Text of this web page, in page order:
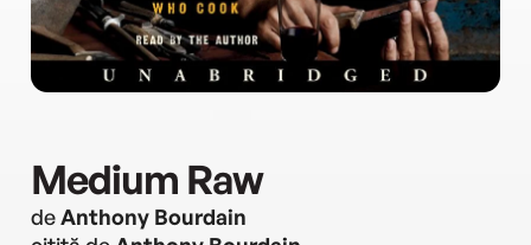
Medium Raw
deAnthony Bourdain